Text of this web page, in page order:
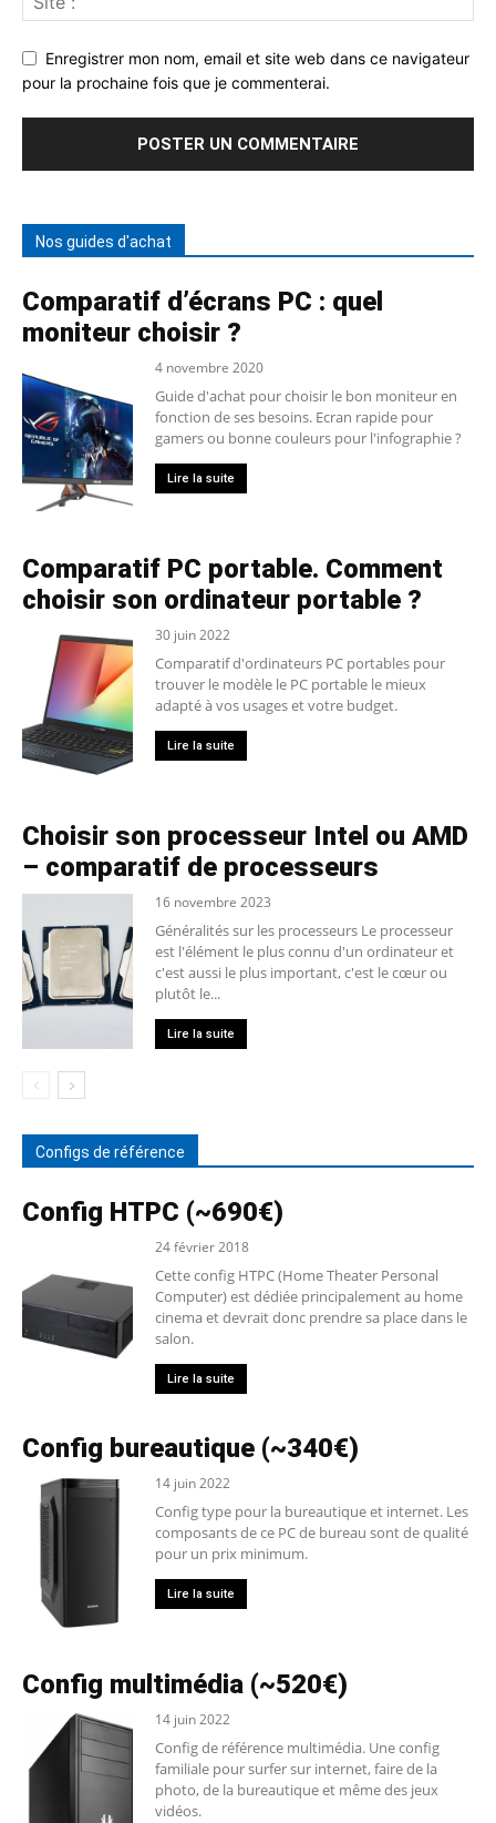
Enregistrer mon nom, email et site web dans ce navigateur
pour la prochaine fois que je commenterai.
Nos guides d'achat
Comparatif d’écrans PC : quel
moniteur choisir ?
4 novembre 2020
Guide d'achat pour choisir le bon moniteur en
fonction de ses besoins. Ecran rapide pour
gamers ou bonne couleurs pour l'infographie ?
Lire la suite
Comparatif PC portable. Comment
choisir son ordinateur portable ?
30 juin 2022
Comparatif d'ordinateurs PC portables pour
trouver le modèle le PC portable le mieux
adapté à vos usages et votre budget.
Lire la suite
Choisir son processeur Intel ou AMD
– comparatif de processeurs
16 novembre 2023
Généralités sur les processeurs Le processeur
est l'élément le plus connu d'un ordinateur et
c'est aussi le plus important, c'est le cœur ou
plutôt le...
Lire la suite
Configs de référence
Config HTPC (~690€)
24 février 2018
Cette config HTPC (Home Theater Personal
Computer) est dédiée principalement au home
cinema et devrait donc prendre sa place dans le
salon.
Lire la suite
Config bureautique (~340€)
14 juin 2022
Config type pour la bureautique et internet. Les
composants de ce PC de bureau sont de qualité
pour un prix minimum.
Lire la suite
Config multimédia (~520€)
14 juin 2022
Config de référence multimédia. Une config
familiale pour surfer sur internet, faire de la
photo, de la bureautique et même des jeux
vidéos.